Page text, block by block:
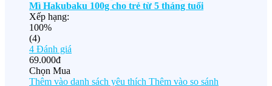
Mì Hakubaku 100g cho trẻ từ 5 tháng tuổi
Xếp hạng:
100%
(4)
4 Đánh giá
69.000đ
Chọn Mua
Thêm vào danh sách yêu thích Thêm vào so sánh